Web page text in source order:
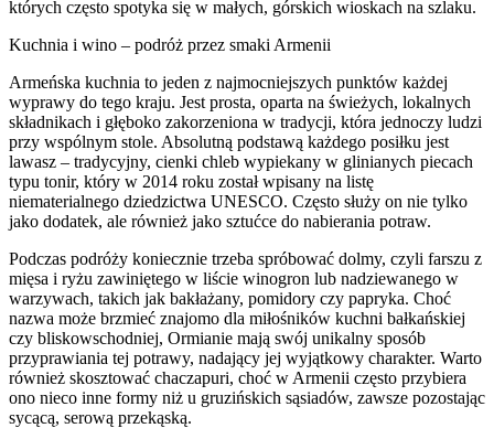
których często spotyka się w małych, górskich wioskach na szlaku.
Kuchnia i wino – podróż przez smaki Armenii
Armeńska kuchnia to jeden z najmocniejszych punktów każdej
wyprawy do tego kraju. Jest prosta, oparta na świeżych, lokalnych
składnikach i głęboko zakorzeniona w tradycji, która jednoczy ludzi
przy wspólnym stole. Absolutną podstawą każdego posiłku jest
lawasz – tradycyjny, cienki chleb wypiekany w glinianych piecach
typu tonir, który w 2014 roku został wpisany na listę
niematerialnego dziedzictwa UNESCO. Często służy on nie tylko
jako dodatek, ale również jako sztućce do nabierania potraw.
Podczas podróży koniecznie trzeba spróbować dolmy, czyli farszu z
mięsa i ryżu zawiniętego w liście winogron lub nadziewanego w
warzywach, takich jak bakłażany, pomidory czy papryka. Choć
nazwa może brzmieć znajomo dla miłośników kuchni bałkańskiej
czy bliskowschodniej, Ormianie mają swój unikalny sposób
przyprawiania tej potrawy, nadający jej wyjątkowy charakter. Warto
również skosztować chaczapuri, choć w Armenii często przybiera
ono nieco inne formy niż u gruzińskich sąsiadów, zawsze pozostając
sycącą, serową przekąską.